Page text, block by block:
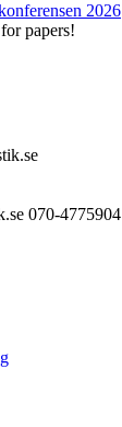
2026
papers!
070-4775904